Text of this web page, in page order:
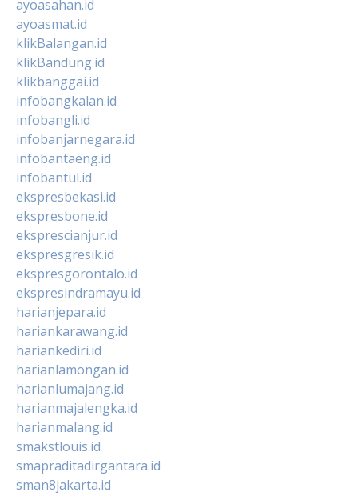
ayoasahan.id
ayoasmat.id
klikBalangan.id
klikBandung.id
klikbanggai.id
infobangkalan.id
infobangli.id
infobanjarnegara.id
infobantaeng.id
infobantul.id
ekspresbekasi.id
ekspresbone.id
eksprescianjur.id
ekspresgresik.id
ekspresgorontalo.id
ekspresindramayu.id
harianjepara.id
hariankarawang.id
hariankediri.id
harianlamongan.id
harianlumajang.id
harianmajalengka.id
harianmalang.id
smakstlouis.id
smapraditadirgantara.id
sman8jakarta.id